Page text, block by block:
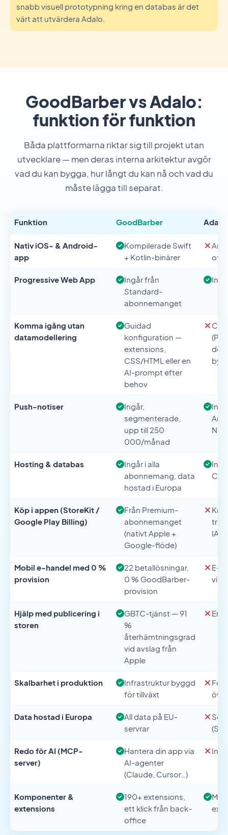
snabb visuell prototypning kring en databas är det
värt att utvärdera Adalo.
GoodBarber vs Adalo:
funktion för funktion
Båda plattformarna riktar sig till projekt utan
utvecklare — men deras interna arkitektur avgör
vad du kan bygga, hur långt du kan nå och vad du
måste lägga till separat.
Funktion GoodBarber Adalo
Nativ iOS- & Android-
app
Kompilerade Swift
+ Kotlin-binärer
Progressive Web App
Ingår från
Standard-
abonnemanget
Komma igång utan
datamodellering
Guidad
konfiguration —
extensions,
CSS/HTML eller en
AI-prompt efter
behov
Push-notiser
Ingår,
segmenterade,
upp till 250
000/månad
Hosting & databas
Ingår i alla
abonnemang, data
hostad i Europa
Köp i appen (StoreKit /
Google Play Billing)
Från Premium-
abonnemanget
(nativt Apple +
Google-flöde)
Mobil e-handel med 0 %
provision
22 betallösningar,
0 % GoodBarber-
provision
E-
via
Hjälp med publicering i
storen
GBTC-tjänst — 91
%
återhämtningsgrad
vid avslag från
Apple
Skalbarhet i produktion
Infrastruktur byggd
för tillväxt
Data hostad i Europa
All data på EU-
servrar
(St.
Redo för AI (MCP-
server)
Hantera din app via
AI-agenter
(Claude, Cursor…)
Inte
Komponenter &
extensions
190+ extensions,
ett klick från back-
office